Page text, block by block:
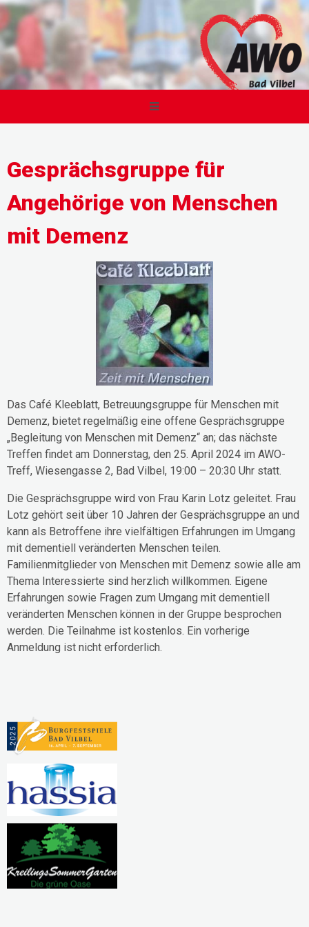
Gesprächsgruppe für
Angehörige von Menschen
mit Demenz
Das Café Kleeblatt, Betreuungsgruppe für Menschen mit
Demenz, bietet regelmäßig eine offene Gesprächsgruppe
„Begleitung von Menschen mit Demenz“ an; das nächste
Treffen findet am Donnerstag, den 25. April 2024 im AWO-
Treff, Wiesengasse 2, Bad Vilbel, 19:00 – 20:30 Uhr statt.
Die Gesprächsgruppe wird von Frau Karin Lotz geleitet. Frau
Lotz gehört seit über 10 Jahren der Gesprächsgruppe an und
kann als Betroffene ihre vielfältigen Erfahrungen im Umgang
mit dementiell veränderten Menschen teilen.
Familienmitglieder von Menschen mit Demenz sowie alle am
Thema Interessierte sind herzlich willkommen. Eigene
Erfahrungen sowie Fragen zum Umgang mit dementiell
veränderten Menschen können in der Gruppe besprochen
werden. Die Teilnahme ist kostenlos. Ein vorherige
Anmeldung ist nicht erforderlich.